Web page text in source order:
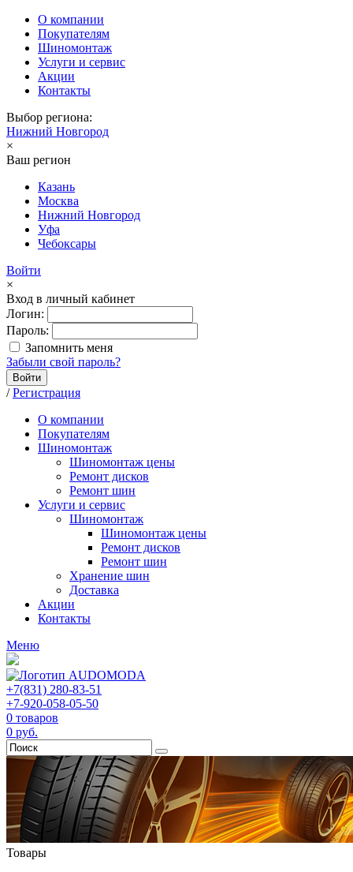
О компании
Покупателям
Шиномонтаж
Услуги и сервис
Акции
Контакты
Выбор региона:
Нижний Новгород
×
Ваш регион
Казань
Москва
Нижний Новгород
Уфа
Чебоксары
Войти
×
Вход в личный кабинет
Логин:
Пароль:
Запомнить меня
Забыли свой пароль?
Войти
/ Регистрация
О компании
Покупателям
Шиномонтаж
Шиномонтаж цены
Ремонт дисков
Ремонт шин
Услуги и сервис
Шиномонтаж
Шиномонтаж цены
Ремонт дисков
Ремонт шин
Хранение шин
Доставка
Акции
Контакты
Меню
+7(831) 280-83-51
+7-920-058-05-50
0 товаров
0 руб.
Товары